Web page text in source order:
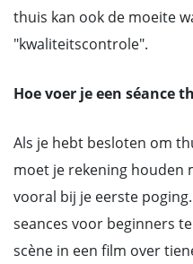
thuis kan ook de moeite
"kwaliteitscontrole".
Hoe voer je een séance
Als je hebt besloten om
moet je rekening houden
vooral bij je eerste
seances voor beginners
scène in een film over